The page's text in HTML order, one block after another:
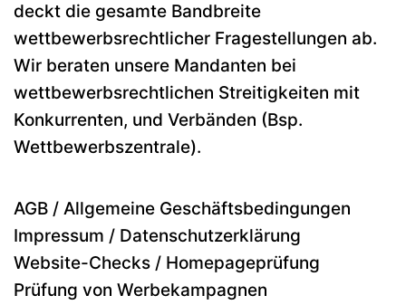
deckt die gesamte Bandbreite
wettbewerbsrechtlicher Fragestellungen ab.
Wir beraten unsere Mandanten bei
wettbewerbsrechtlichen Streitigkeiten mit
Konkurrenten, und Verbänden (Bsp.
Wettbewerbszentrale).
AGB / Allgemeine Geschäftsbedingungen
Impressum / Datenschutzerklärung
Website-Checks / Homepageprüfung
Prüfung von Werbekampagnen